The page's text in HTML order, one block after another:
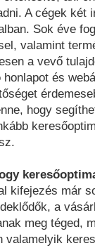
A cégek két
Sok éve
valamint
a vevő
és
hogy
kifejezés már
a
meg téged,
valamelyik